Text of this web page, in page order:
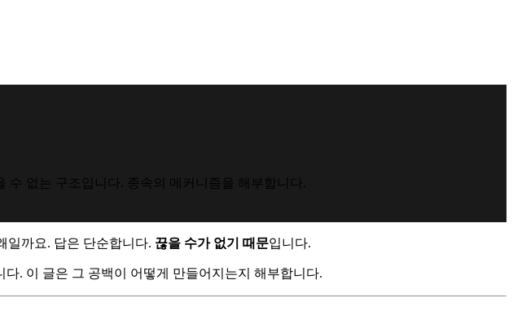
없는 구조입니다. 종속의 메커니즘을 해부합니다.
일까요. 답은 단순합니다. 끊을 수가 없기 때문입니다.
다. 이 글은 그 공백이 어떻게 만들어지는지 해부합니다.